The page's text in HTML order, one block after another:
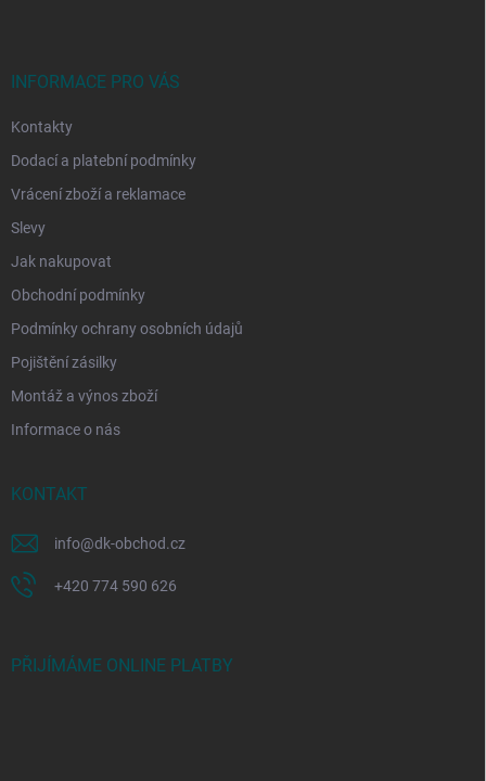
INFORMACE PRO VÁS
Kontakty
Dodací a platební podmínky
Vrácení zboží a reklamace
Slevy
Jak nakupovat
Obchodní podmínky
Podmínky ochrany osobních údajů
Pojištění zásilky
Montáž a výnos zboží
Informace o nás
KONTAKT
info@dk-obchod.cz
+420 774 590 626
PŘIJÍMÁME ONLINE PLATBY